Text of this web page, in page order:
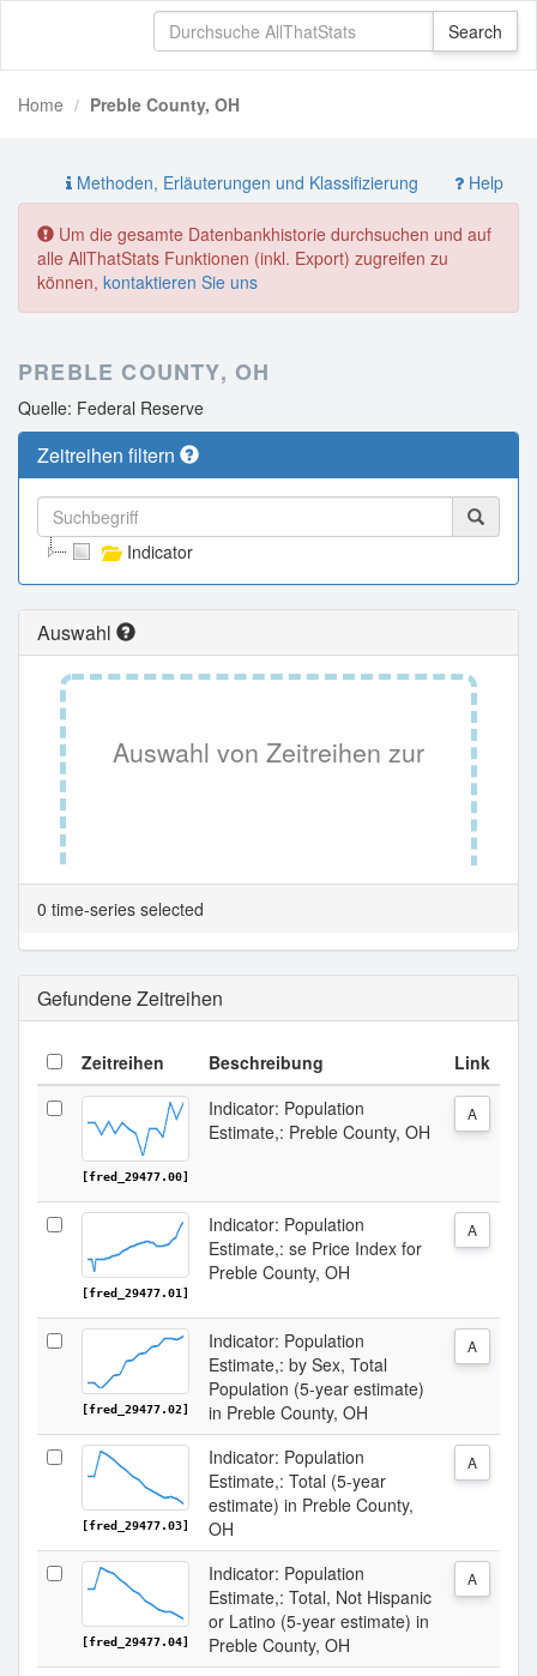
Home Preble County, OH
Methoden, Erläuterungen und Klassifizierung Help
Um die gesamte Datenbankhistorie durchsuchen und auf
alle AllThatStats Funktionen (inkl. Export) zugreifen zu
können, kontaktieren Sie uns
PREBLE COUNTY, OH
Quelle: Federal Reserve
Zeitreihen filtern
Indicator
Auswahl
Auswahl von Zeitreihen zur
Tabellenansicht.
0 time-series selected
Gefundene Zeitreihen
Zeitreihen Beschreibung Link
[fred_29477.00]
Indicator: Population
Estimate,: Preble County, OH
A
[fred_29477.01]
Indicator: Population
Estimate,: se Price Index for
Preble County, OH
A
[fred_29477.02]
Indicator: Population
Estimate,: by Sex, Total
Population (5-year estimate)
in Preble County, OH
A
[fred_29477.03]
Indicator: Population
Estimate,: Total (5-year
estimate) in Preble County,
OH
A
[fred_29477.04]
Indicator: Population
Estimate,: Total, Not Hispanic
or Latino (5-year estimate) in
Preble County, OH
A